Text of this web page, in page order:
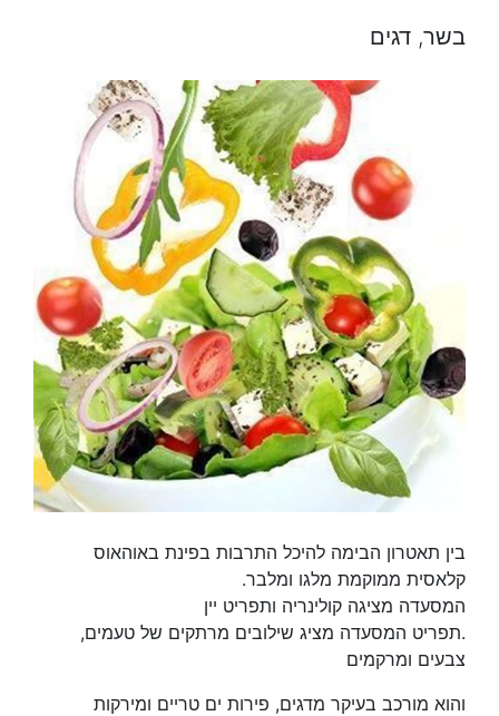
בשר, דגים
בין תאטרון הבימה להיכל התרבות בפינת באוהאוס
קלאסית ממוקמת מלגו ומלבר.
המסעדה מציגה קולינריה ותפריט יין
.תפריט המסעדה מציג שילובים מרתקים של טעמים,
צבעים ומרקמים
והוא מורכב בעיקר מדגים, פירות ים טריים ומירקות